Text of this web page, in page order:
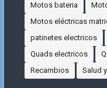
Motos bateria
Motos eléctricas
patinetes electricos
Quads electricos
Recambios
Salud